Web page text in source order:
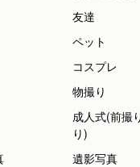
友達
ペット
コスプレ
物撮り
成人式(前撮
り)
遺影写真